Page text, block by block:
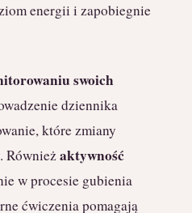
energii i zapobiegnie
swoich
dziennika
które zmiany
Równieżaktywność
w procesie gubienia
ćwiczenia pomagają